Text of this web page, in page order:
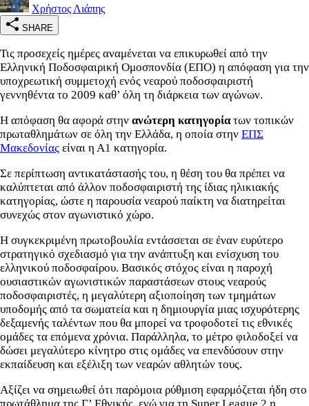
Χρήστος Λιάπης
SHARE
Τις προσεχείς ημέρες αναμένεται να επικυρωθεί από την
Ελληνική Ποδοσφαιρική Ομοσπονδία (ΕΠΟ) η απόφαση για την
υποχρεωτική συμμετοχή ενός νεαρού ποδοσφαιριστή
γεννηθέντα το 2009 καθ’ όλη τη διάρκεια των αγώνων.
Η απόφαση θα αφορά στην ανώτερη κατηγορίατων τοπικών
πρωταθλημάτων σε όλη την Ελλάδα, η οποία στην ΕΠΣ
Μακεδονίας είναι η Α1 κατηγορία.
Σε περίπτωση αντικατάστασής του, η θέση του θα πρέπει να
καλύπτεται από άλλον ποδοσφαιριστή της ίδιας ηλικιακής
κατηγορίας, ώστε η παρουσία νεαρού παίκτη να διατηρείται
συνεχώς στον αγωνιστικό χώρο.
Η συγκεκριμένη πρωτοβουλία εντάσσεται σε έναν ευρύτερο
στρατηγικό σχεδιασμό για την ανάπτυξη και ενίσχυση του
ελληνικού ποδοσφαίρου. Βασικός στόχος είναι η παροχή
ουσιαστικών αγωνιστικών παραστάσεων στους νεαρούς
ποδοσφαιριστές, η μεγαλύτερη αξιοποίηση των τμημάτων
υποδομής από τα σωματεία και η δημιουργία μιας ισχυρότερης
δεξαμενής ταλέντων που θα μπορεί να τροφοδοτεί τις εθνικές
ομάδες τα επόμενα χρόνια. Παράλληλα, το μέτρο φιλοδοξεί να
δώσει μεγαλύτερο κίνητρο στις ομάδες να επενδύσουν στην
εκπαίδευση και εξέλιξη των νεαρών αθλητών τους.
Αξίζει να σημειωθεί ότι παρόμοια ρύθμιση εφαρμόζεται ήδη στο